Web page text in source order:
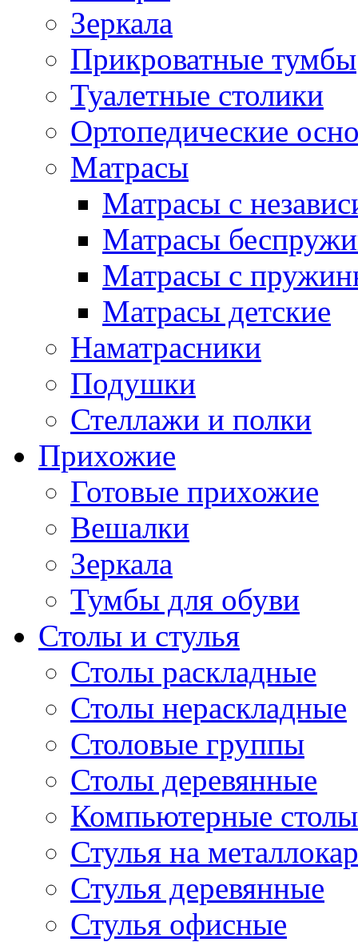
Зеркала
Прикроватные тумбы
Туалетные столики
Ортопедические
Матрасы
Матрасы с
Матрасы
Матрасы с
Матрасы детские
Наматрасники
Подушки
Стеллажи и полки
Прихожие
Готовые прихожие
Вешалки
Зеркала
Тумбы для обуви
Столы и стулья
Столы раскладные
Столы нераскладные
Столовые группы
Столы деревянные
Компьютерные столы
Стулья на
Стулья деревянные
Стулья офисные